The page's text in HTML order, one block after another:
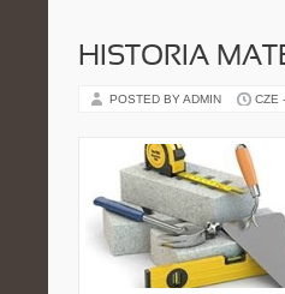
HISTORIA
POSTED BY ADMIN CZE